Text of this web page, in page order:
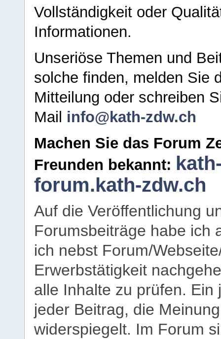
Vollständigkeit oder
Informationen.
Unseriöse Themen und
solche finden, melden Sie
Mitteilung oder schreiben
Mail info@kath-zdw.ch
Machen Sie das Forum
Freunden bekannt:
forum.kath-zdw.ch
Auf die Veröffentlichung
Forumsbeiträge habe ich
ich nebst Forum/
Erwerbstätigkeit
alle Inhalte zu prüfen.
jeder Beitrag, die
widerspiegelt. Im Forum